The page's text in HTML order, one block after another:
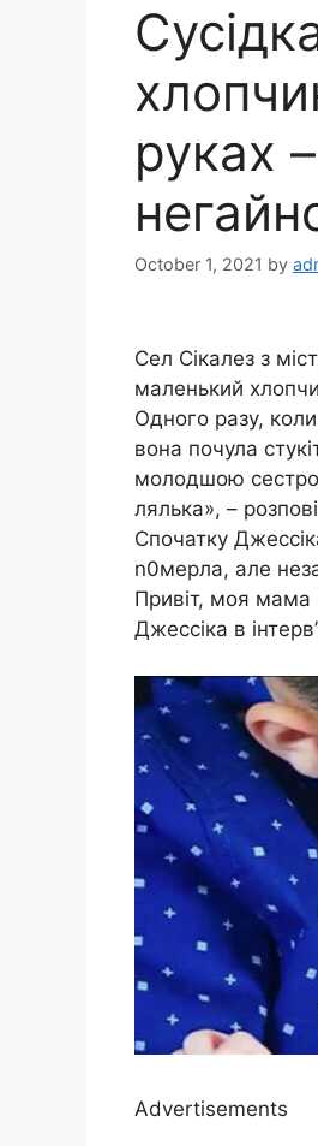
руках
October 1, 2021 by
Сел Сікалез з
маленький
Одного разу,
вона почула
молодшою
лялька», –
Спочатку
n0мерла, але
Привіт, моя
Джессіка в
Advertisements